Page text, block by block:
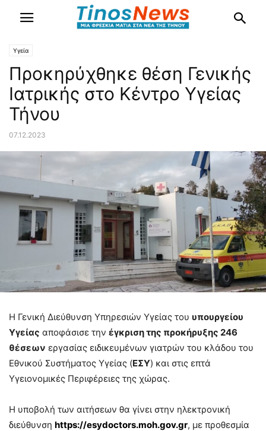
Υγεία
Προκηρύχθηκε θέση Γενικής
Ιατρικής στο Κέντρο Υγείας
Τήνου
07.12.2023
Η Γενική Διεύθυνση Υπηρεσιών Υγείας του υπουργείου
Υγείας αποφάσισε την έγκριση της προκήρυξης 246
θέσεων εργασίας ειδικευμένων γιατρών του κλάδου του
Εθνικού Συστήματος Υγείας (ΕΣΥ) και στις επτά
Υγειονομικές Περιφέρειες της χώρας.
Η υποβολή των αιτήσεων θα γίνει στην ηλεκτρονική
διεύθυνση https://esydoctors.moh.gov.gr, με προθεσμία